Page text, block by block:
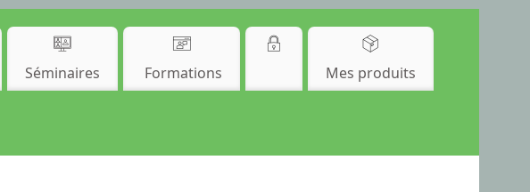
Séminaires Formations Mes produits